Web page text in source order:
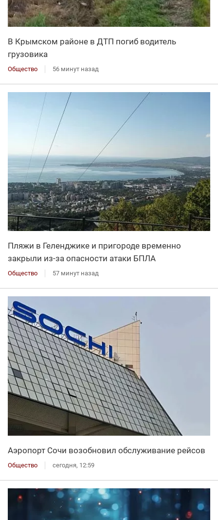
В Крымском районе в ДТП погиб водитель
грузовика
Общество 56 минут назад
Пляжи в Геленджике и пригороде временно
закрыли из-за опасности атаки БПЛА
Общество 57 минут назад
Аэропорт Сочи возобновил обслуживание рейсов
Общество сегодня, 12:59